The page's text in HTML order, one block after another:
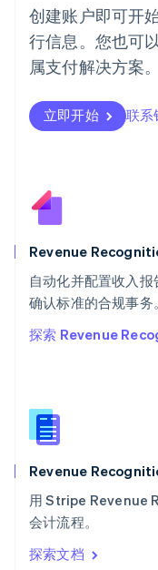
创建账户即可开
行信息。您也可
属支付解决方案。
立即开始 联系
Revenue
自动化并配置收入
确认标准的合规事务。
探索 Revenue
Revenue
用 Stripe Revenue
会计流程。
探索文档
English
葡萄牙
PortuguêsEnglish
日本
瑞典
Svenska English
瑞士
English
斯洛文尼亚
Italiano
泰国
ไทยEnglish
English
English
新西兰
匈牙利
意大利
Italiano
印度
English